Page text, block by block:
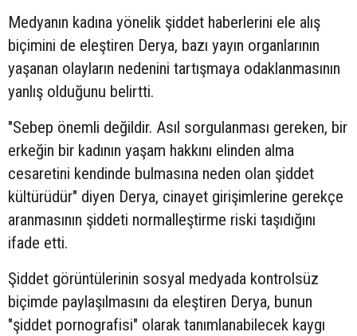
Medyanın kadına yönelik şiddet haberlerini ele alış
biçimini de eleştiren Derya, bazı yayın organlarının
yaşanan olayların nedenini tartışmaya odaklanmasının
yanlış olduğunu belirtti.
"Sebep önemli değildir. Asıl sorgulanması gereken, bir
erkeğin bir kadının yaşam hakkını elinden alma
cesaretini kendinde bulmasına neden olan şiddet
kültürüdür" diyen Derya, cinayet girişimlerine gerekçe
aranmasının şiddeti normalleştirme riski taşıdığını
ifade etti.
Şiddet görüntülerinin sosyal medyada kontrolsüz
biçimde paylaşılmasını da eleştiren Derya, bunun
"şiddet pornografisi" olarak tanımlanabilecek kaygı